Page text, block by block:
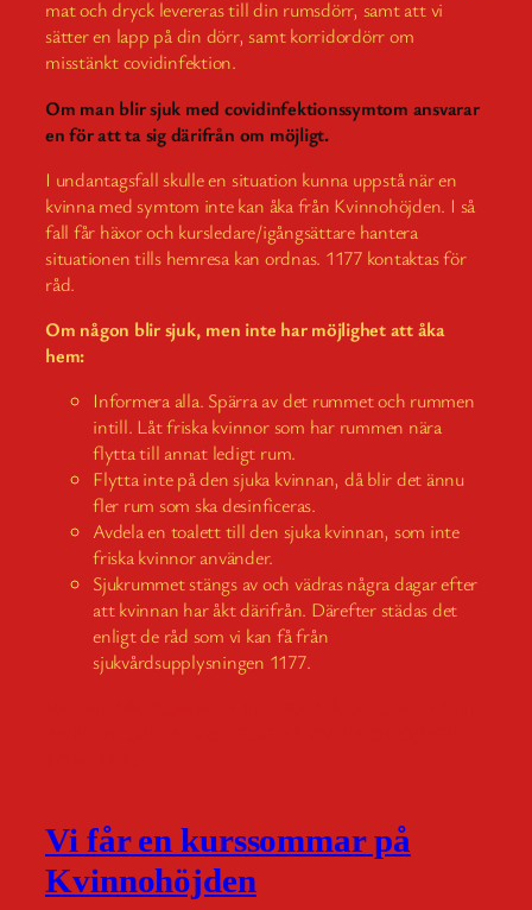
mat och dryck levereras till din rumsdörr, samt att vi
sätter en lapp på din dörr, samt korridordörr om
misstänkt covidinfektion.
Om man blir sjuk med covidinfektionssymtom ansvarar
en för att ta sig därifrån om möjligt.
I undantagsfall skulle en situation kunna uppstå när en
kvinna med symtom inte kan åka från Kvinnohöjden. I så
fall får häxor och kursledare/igångsättare hantera
situationen tills hemresa kan ordnas. 1177 kontaktas för
råd.
Om någon blir sjuk, men inte har möjlighet att åka
hem:
Informera alla. Spärra av det rummet och rummen
intill. Låt friska kvinnor som har rummen nära
flytta till annat ledigt rum.
Flytta inte på den sjuka kvinnan, då blir det ännu
fler rum som ska desinficeras.
Avdela en toalett till den sjuka kvinnan, som inte
friska kvinnor använder.
Sjukrummet stängs av och vädras några dagar efter
att kvinnan har åkt därifrån. Därefter städas det
enligt de råd som vi kan få från
sjukvårdsupplysningen 1177.
Vi får en kurssommar på
Kvinnohöjden